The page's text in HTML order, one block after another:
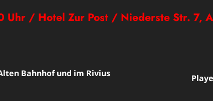
Uhr / Hotel Zur Post / Niederste Str. 7,
Bahnhof und im Rivius